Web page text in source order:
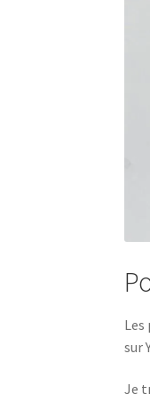
Les
sur
Je